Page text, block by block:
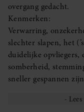
overgang gedacht.
Kenmerken:
Verwarring,
slechter slapen, het
duidelijke opvliegers,
somberheid,
sneller gespannen